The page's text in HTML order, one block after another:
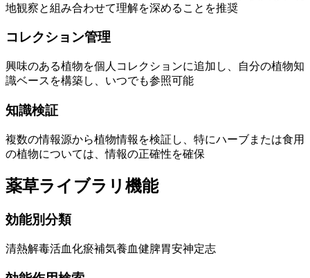
地観察と組み合わせて理解を深めることを推奨
コレクション管理
興味のある植物を個人コレクションに追加し、自分の植物知
識ベースを構築し、いつでも参照可能
知識検証
複数の情報源から植物情報を検証し、特にハーブまたは食用
の植物については、情報の正確性を確保
薬草ライブラリ機能
効能別分類
清熱解毒活血化瘀補気養血健脾胃安神定志